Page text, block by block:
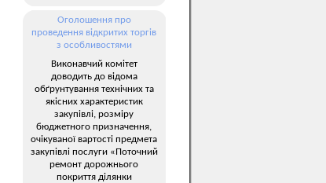
Оголошення про
проведення відкритих торгів
з особливостями
Виконавчий комітет
доводить до відома
обґрунтування технічних та
якісних характеристик
закупівлі, розміру
бюджетного призначення,
очікуваної вартості предмета
закупівлі послуги «Поточний
ремонт дорожнього
покриття ділянки